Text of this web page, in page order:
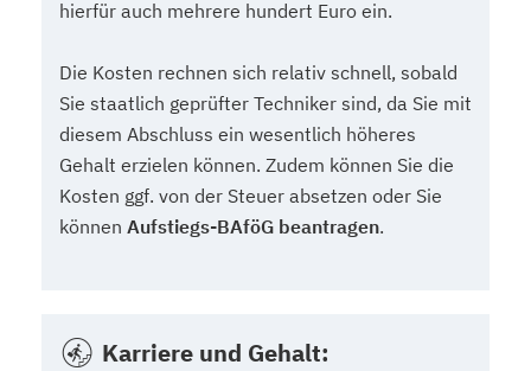
hierfür auch mehrere hundert Euro ein.
Die Kosten rechnen sich relativ schnell, sobald
Sie staatlich geprüfter Techniker sind, da Sie mit
diesem Abschluss ein wesentlich höheres
Gehalt erzielen können. Zudem können Sie die
Kosten ggf. von der Steuer absetzen oder Sie
können Aufstiegs-BAföG beantragen.
Karriere und Gehalt: